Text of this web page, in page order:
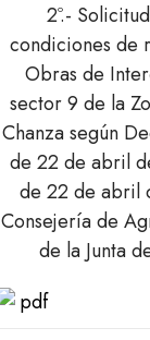
2º.-
condiciones de
Obras de
sector 9 de la
Chanza según
de 22 de abril
de 22 de abril
Consejería de
de la Junta